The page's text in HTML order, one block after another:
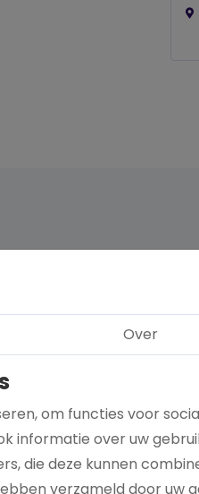
Over
om functies voor
informatie over uw
die deze kunnen
verzameld door uw